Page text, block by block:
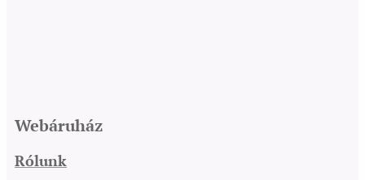
Webáruház
Rólunk